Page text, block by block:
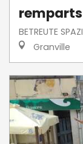
remparts
BETREUTE
Granville